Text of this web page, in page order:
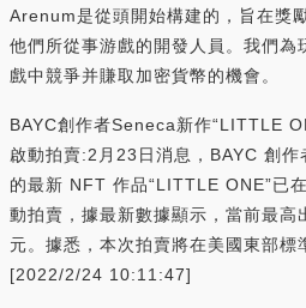
Arenum是從頭開始構建的，旨在獎
他們所從事游戲的開發人員。我們為
戲中競爭并賺取加密貨幣的機會。
BAYC創作者Seneca新作“LITTLE
啟動拍賣:2月23日消息，BAYC 創
的最新 NFT 作品“LITTLE ONE”已
動拍賣，據最新數據顯示，當前最
元。據悉，本次拍賣將在美國東部標
[2022/2/24 10:11:47]